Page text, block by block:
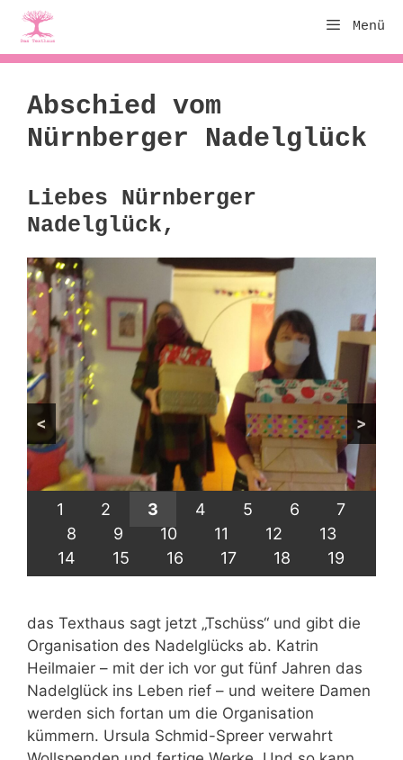
Zum
Inhalt
springen
Menü
Abschied vom
Nürnberger Nadelglück
Liebes Nürnberger
Nadelglück,
< >
1 2 3 4 5 6
7
8
9 10 11 12
13
14
15 16 17 18 19
das Texthaus sagt jetzt „Tschüss“ und gibt die
Organisation des Nadelglücks ab. Katrin
Heilmaier – mit der ich vor gut fünf Jahren das
Nadelglück ins Leben rief – und weitere Damen
werden sich fortan um die Organisation
kümmern. Ursula Schmid-Spreer verwahrt